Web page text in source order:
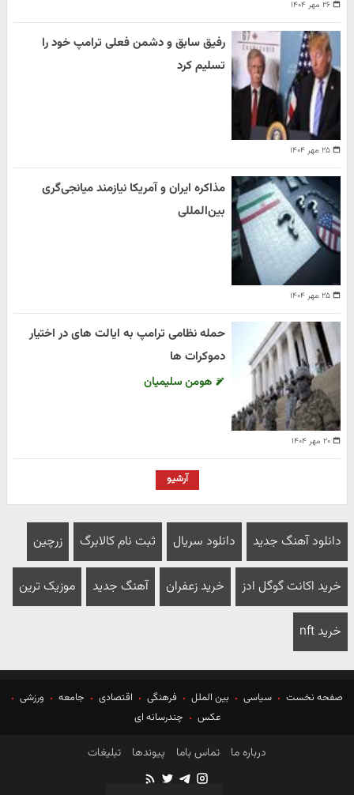
۲۶ مهر ۱۴۰۴
۲۵ مهر ۱۴۰۴
رفیق سابق و دشمن فعلی ترامپ خود را
تسلیم کرد
۲۵ مهر ۱۴۰۴
مذاکره ایران و آمریکا نیازمند میانجی‌گری
بین‌المللی
۲۰ مهر ۱۴۰۴
حمله نظامی ترامپ به ایالت های در اختیار
دموکرات ها
هومن سلیمیان
آرشیو
دانلود آهنگ جدید دانلود سریال ثبت نام کالابرگ زرچین
خرید اکانت گوگل ادز خرید زعفران آهنگ جدید موزیک ترین
خرید nft
صفحه نخست سیاسی بین الملل فرهنگی اقتصادی جامعه
ورزشی
عکس
چندرسانه ای
درباره ما تماس باما پیوندها تبلیغات